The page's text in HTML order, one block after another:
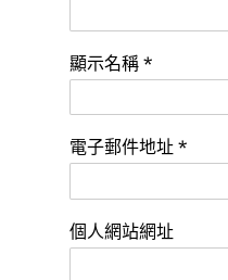
顯示名稱 *
電子郵件地址 *
個人網站網址